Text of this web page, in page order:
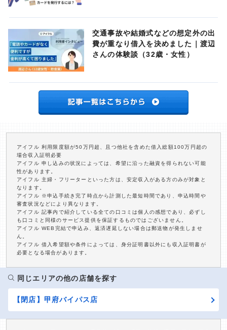
交通事故や結婚式などの想定外の出
費が重なり借入を決めました｜渡辺
さんの体験談（32歳・女性）
アイフル 利用限度額が50万円超、且つ他社を含めた借入総額100万円超の
場合収入証明必要
アイフル 申し込みの状況によっては、希望に沿った融資を得られない可能
性があります。
アイフル 主婦・フリーターといった方は、安定収入がある方のみが対象と
なります。
アイフル ※申込手続き完了時点から計測した最短時間であり、申込時間や
審査状況などにより異なります。
アイフル 記事内で紹介している全ての口コミは個人の感想であり、必ずし
も口コミと同様のサービス提供を保証するものではございません。
アイフル WEB完結で申込み、返済遅延しない場合は郵送物が発生しませ
ん。
アイフル 借入希望額や条件によっては、身分証明書以外にも収入証明書が
必要となる場合があります。
同じエリアの他の店舗を探す
【閉店】甲府バイパス店